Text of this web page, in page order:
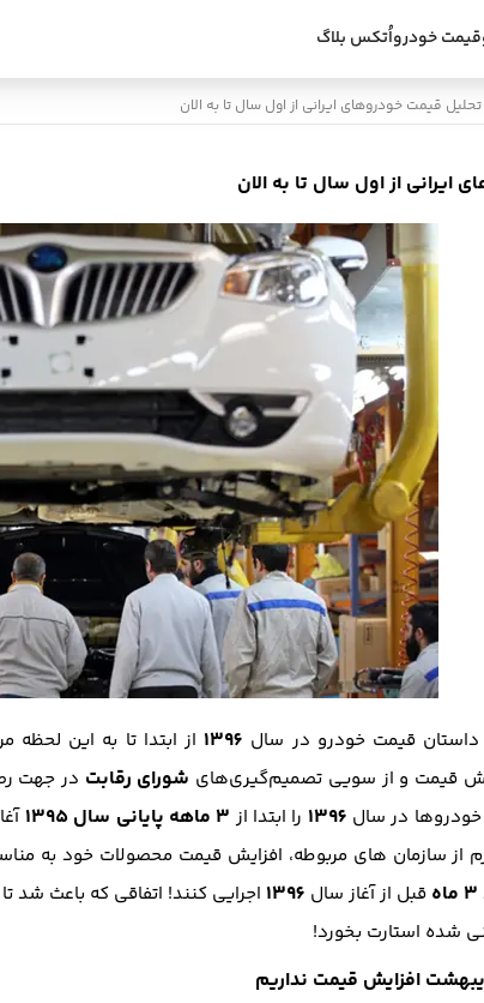
قیمت خودرواُتکس بلاگ
تحلیل قیمت خودروهای ایرانی از اول سال تا به الان
ایرانی از اول سال تا به الان
داستان قیمت خودرو در سال 1396از ابتدا تا به این لحظه
قیمت و از سویی تصمیم‌گیری‌های شورای رقابت در جهت
در سال 1396 را ابتدا از 3 ماهه پایانی سال 1395
از سازمان های مربوطه، افزایش قیمت محصولات خود به
3 ماه قبل از آغاز سال 1396 اجرایی کنند! اتفاقی که باعث
شده استارت بخورد!
افزایش قیمت نداریم